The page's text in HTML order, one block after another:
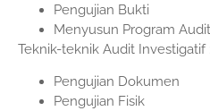
Pengujian Bukti
Menyusun Program
Teknik-teknik Audit Investigatif :
Pengujian Dokumen
Pengujian Fisik